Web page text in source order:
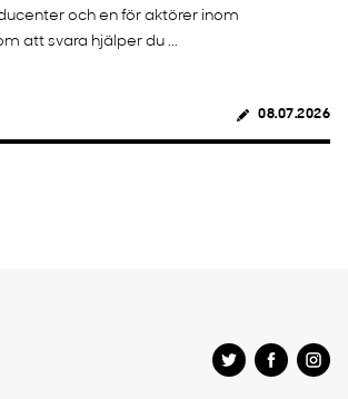
och en för aktörer inom
att svara hjälper du ...
08.07.2026